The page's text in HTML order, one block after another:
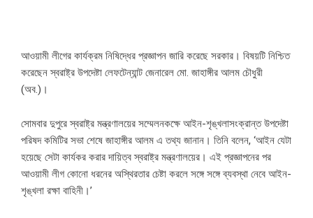
আওয়ামী লীগের কার্যক্রম নিষিদ্ধের প্রজ্ঞাপন জারি করেছে সরকার। বিষয়টি নিশ্চিত
করেছেন স্বরাষ্ট্র উপদেষ্টা লেফটেন্যান্ট জেনারেল মো. জাহাঙ্গীর আলম চৌধুরী
(অব.)।
সোমবার দুপুরে স্বরাষ্ট্র মন্ত্রণালয়ের সম্মেলনকক্ষে আইন-শৃঙ্খলাসংক্রান্ত উপদেষ্টা
পরিষদ কমিটির সভা শেষে জাহাঙ্গীর আলম এ তথ্য জানান। তিনি বলেন, ‘আইন যেটা
হয়েছে সেটা কার্যকর করার দায়িত্ব স্বরাষ্ট্র মন্ত্রণালয়ের। এই প্রজ্ঞাপনের পর
আওয়ামী লীগ কোনো ধরনের অস্থিরতার চেষ্টা করলে সঙ্গে সঙ্গে ব্যবস্থা নেবে আইন-
শৃঙ্খলা রক্ষা বাহিনী।’